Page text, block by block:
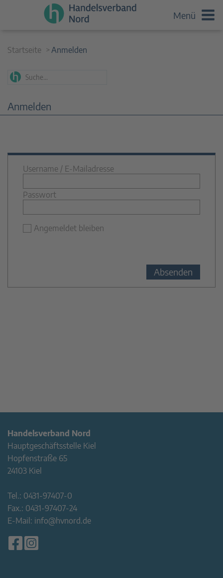
Menü
Startseite Anmelden
Anmelden
Username / E-Mailadresse
Passwort
Angemeldet bleiben
Handelsverband Nord
Hauptgeschäftsstelle Kiel
Hopfenstraße 65
24103 Kiel
Tel.: 0431-97407-0
Fax.: 0431-97407-24
E-Mail: info@hvnord.de